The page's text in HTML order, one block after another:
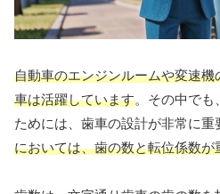
自動車のエンジンルームや変速
車は活躍しています。その中でも
ためには、歯車の設計が非常に重
においては、歯の数と転位係数が